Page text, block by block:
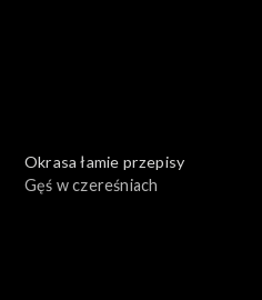
Okrasa łamie przepisy
Gęś w czereśniach